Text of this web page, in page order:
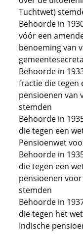
Tuchtwet)
Behoorde in
vóór een
benoeming van
Behoorde in
fractie die tegen
pensioenen van
stemden
Behoorde in
die tegen een
Pensioenwet
Behoorde in
die tegen een
pensioenen
stemden
Behoorde in
die tegen het
Indische